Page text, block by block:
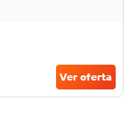
Ver oferta